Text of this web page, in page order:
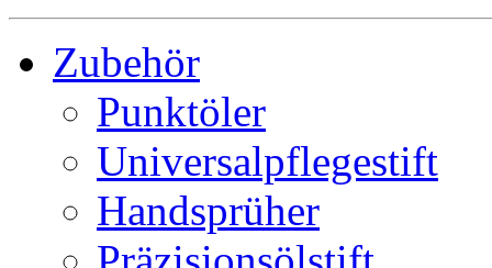
Zubehör
Punktöler
Universalpflegestift
Handsprüher